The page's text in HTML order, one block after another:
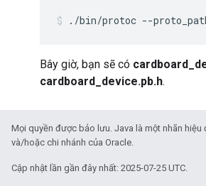
./bin/protoc --
Bây giờ, bạn sẽ có
cardboard_device.pb.h.
Mọi quyền được bảo lưu. Java là một nhãn hiệu
và/hoặc chi nhánh của Oracle.
Cập nhật lần gần đây nhất: 2025-07-25 UTC.